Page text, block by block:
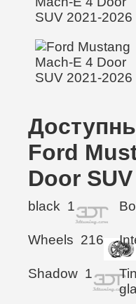
Ford
Door
black 1
Wheels 216
Shadow 1